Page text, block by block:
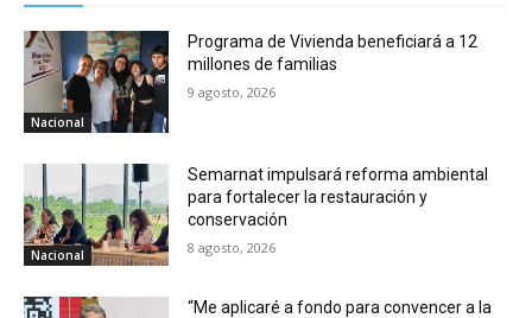
Nacional
Programa de Vivienda beneficiará a 12
millones de familias
9 agosto, 2026
Nacional
Semarnat impulsará reforma ambiental
para fortalecer la restauración y
conservación
8 agosto, 2026
“Me aplicaré a fondo para convencer a la